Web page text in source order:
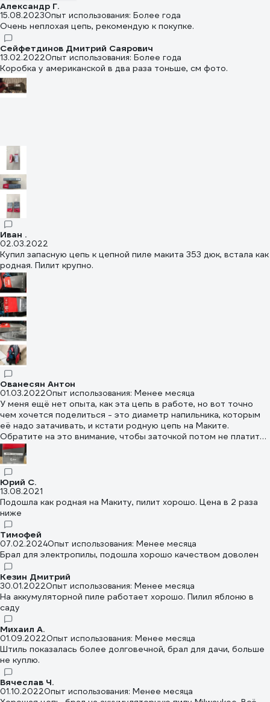
Александр Г.
15.08.2023Опыт использования: Более года
Очень неплохая цепь, рекомендую к покупке.
Сейфетдинов Дмитрий Саярович
13.02.2022Опыт использования: Более года
Коробка у американской в два раза тоньше, см фото.
Иван .
02.03.2022
Купил запасную цепь к цепной пиле макита 353 дюк, встала как
родная. Пилит крупно.
Ованесян Антон
01.03.2022Опыт использования: Менее месяца
У меня ещё нет опыта, как эта цепь в работе, но вот точно
чем хочется поделиться - это диаметр напильника, которым
её надо затачивать, и кстати родную цепь на Маките.
Обратите на это внимание, чтобы заточкой потом не платить
цепь, он равен 4,5мм. Я когда её покупал, мне менеджер
магазина Все инструменты подобрал к ней напильник 4мм.
Стал точить родную цепь - смотрю ерунда.. Мал он, потом
достал из коробки купленную Орегоновскую - вижу она такая
же, то есть к ней 4мм тоже не подойдёт. И потом на коробке
её увидел таблицу, согласно которой если номер цепи
начинается с 90, напильник нужен 4,5, а если номер 91, то
тогда напильник 4мм.
Юрий С.
13.08.2021
Подошла как родная на Макиту, пилит хорошо. Цена в 2 раза
ниже
Тимофей
07.02.2024Опыт использования: Менее месяца
Брал для электропилы, подошла хорошо качеством доволен
Кезин Дмитрий
30.01.2022Опыт использования: Менее месяца
На аккумуляторной пиле работает хорошо. Пилил яблоню в
саду
Михаил А.
01.09.2022Опыт использования: Менее месяца
Штиль показалась более долговечной, брал для дачи, больше
не куплю.
Вячеслав Ч.
01.10.2022Опыт использования: Менее месяца